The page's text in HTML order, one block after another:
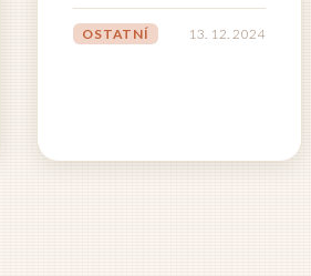
tváři a proměnit zahradu v
zprávou je, že existuje
OSTATNÍ 13. 12. 2024